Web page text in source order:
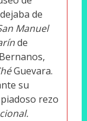
de
Manuel
de
Guevara.
su
rezo